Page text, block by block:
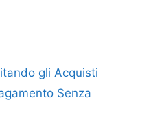
gli Acquisti
Senza